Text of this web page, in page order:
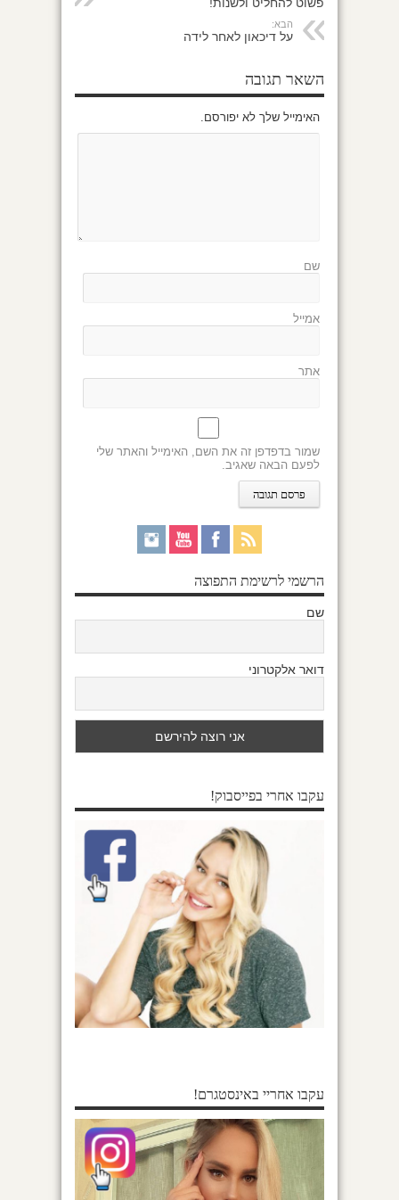
הבא:
על דיכאון לאחר לידה
השאר תגובה
האימייל שלך לא יפורסם.
שם
אמייל
אתר
שמור בדפדפן זה את השם, האימייל והאתר שלי
לפעם הבאה שאגיב.
הרשמי לרשימת התפוצה
שם
דואר אלקטרוני
עקבו אחרי בפייסבוק!
עקבו אחריי באינסטגרם!